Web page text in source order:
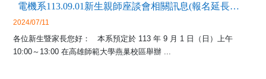
電機系113.09.01新生親師座談會相關訊息(報名延長至8/22(四)截止)
2024/07/11
各位新生暨家長您好： 本系預定於 113 年 9 月 1 日（日）上午
10:00～13:00 在高雄師範大學燕巢校區舉辦 ...